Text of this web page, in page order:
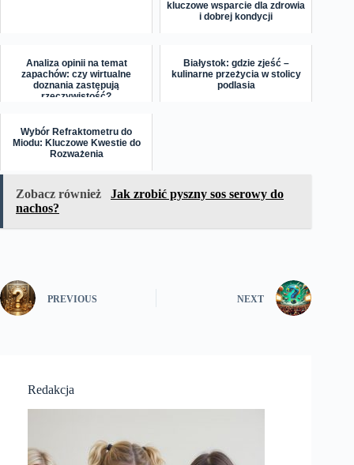
kluczowe wsparcie dla zdrowia
i dobrej kondycji
Analiza opinii na temat
zapachów: czy wirtualne
doznania zastępują
rzeczywistość?
Białystok: gdzie zjeść –
kulinarne przeżycia w stolicy
podlasia
Wybór Refraktometru do
Miodu: Kluczowe Kwestie do
Rozważenia
Zobacz również
Jak zrobić pyszny sos serowy do
nachos?
PREVIOUS NEXT
Redakcja